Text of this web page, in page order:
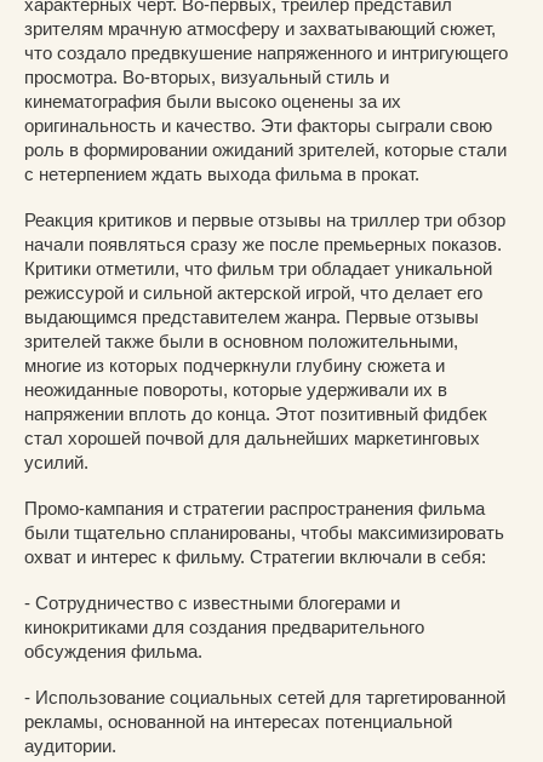
характерных черт. Во-первых, трейлер представил
зрителям мрачную атмосферу и захватывающий сюжет,
что создало предвкушение напряженного и интригующего
просмотра. Во-вторых, визуальный стиль и
кинематография были высоко оценены за их
оригинальность и качество. Эти факторы сыграли свою
роль в формировании ожиданий зрителей, которые стали
с нетерпением ждать выхода фильма в прокат.
Реакция критиков и первые отзывы на триллер три обзор
начали появляться сразу же после премьерных показов.
Критики отметили, что фильм три обладает уникальной
режиссурой и сильной актерской игрой, что делает его
выдающимся представителем жанра. Первые отзывы
зрителей также были в основном положительными,
многие из которых подчеркнули глубину сюжета и
неожиданные повороты, которые удерживали их в
напряжении вплоть до конца. Этот позитивный фидбек
стал хорошей почвой для дальнейших маркетинговых
усилий.
Промо-кампания и стратегии распространения фильма
были тщательно спланированы, чтобы максимизировать
охват и интерес к фильму. Стратегии включали в себя:
- Сотрудничество с известными блогерами и
кинокритиками для создания предварительного
обсуждения фильма.
- Использование социальных сетей для таргетированной
рекламы, основанной на интересах потенциальной
аудитории.